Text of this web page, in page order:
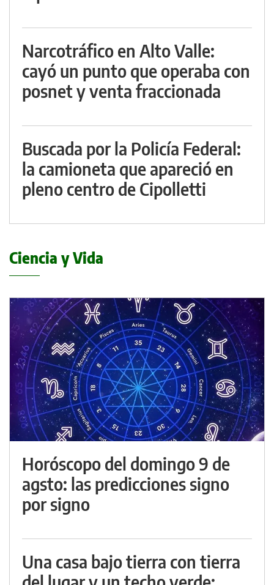
Narcotráfico en Alto Valle:
cayó un punto que operaba con
posnet y venta fraccionada
Buscada por la Policía Federal:
la camioneta que apareció en
pleno centro de Cipolletti
Ciencia y Vida
Horóscopo del domingo 9 de
agsto: las predicciones signo
por signo
Una casa bajo tierra con tierra